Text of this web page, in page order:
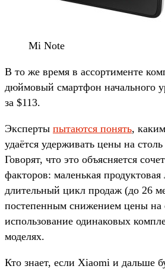
Mi Note
В то же время в ассортименте
дюймовый смартфон начального
за $113.
Эксперты пытаются понять,
удаётся удерживать цены на
Говорят, что это объясняется
факторов: маленькая
длительный цикл продаж (до 26
постепенным снижением цены на
использование одинаковых
моделях.
Кто знает, если Xiaomi и дальше